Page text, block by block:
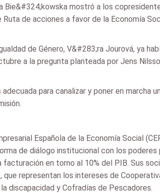
Bie&#324;kowska mostró a los
de acciones a favor de la Economía
de Género, V&#283;ra Jourová, ya
a la pregunta planteada por Jens
para canalizar y poner en marcha
Española de la Economía Social
de diálogo institucional con los
en torno al 10% del PIB. Sus
representan los intereses de
discapacidad y Cofradías de Pescadores.